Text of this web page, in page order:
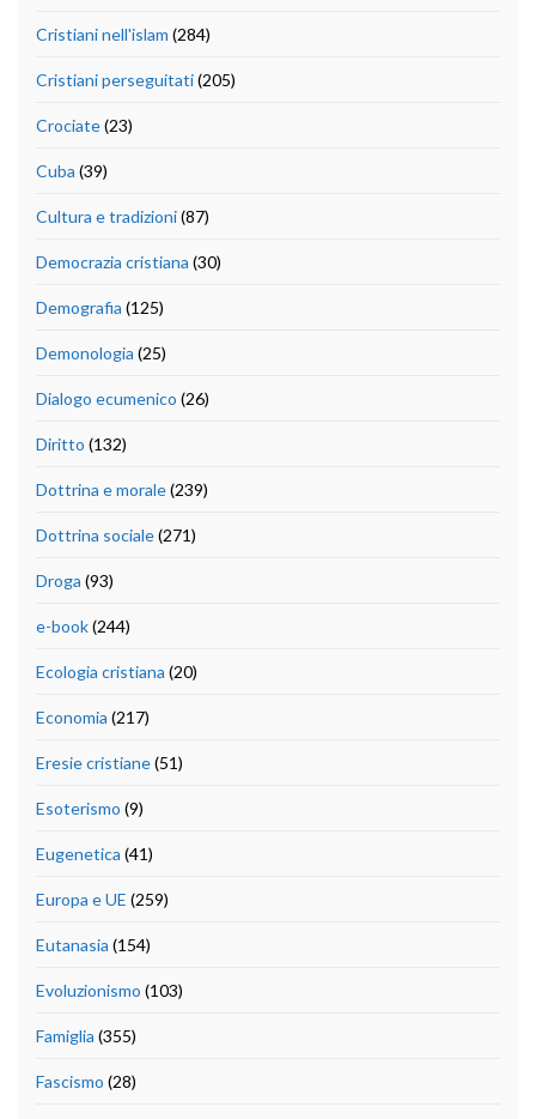
Cristiani nell'islam (284)
Cristiani perseguitati(205)
Crociate(23)
Cuba (39)
Cultura e tradizioni(87)
Democrazia cristiana (30)
Demografia (125)
Demonologia (25)
Dialogo ecumenico (26)
Diritto (132)
Dottrina e morale(239)
Dottrina sociale(271)
Droga (93)
e-book(244)
Ecologia cristiana (20)
Economia (217)
Eresie cristiane(51)
Esoterismo (9)
Eugenetica (41)
Europa e UE (259)
Eutanasia (154)
Evoluzionismo (103)
Famiglia (355)
Fascismo (28)